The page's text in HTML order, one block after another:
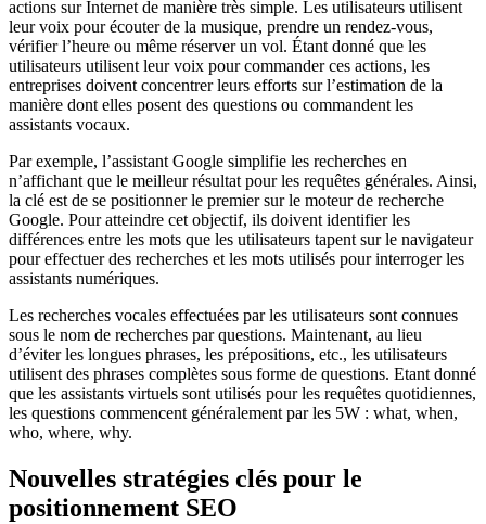
actions sur Internet de manière très simple. Les utilisateurs utilisent
leur voix pour écouter de la musique, prendre un rendez-vous,
vérifier l’heure ou même réserver un vol. Étant donné que les
utilisateurs utilisent leur voix pour commander ces actions, les
entreprises doivent concentrer leurs efforts sur l’estimation de la
manière dont elles posent des questions ou commandent les
assistants vocaux.
Par exemple, l’assistant Google simplifie les recherches en
n’affichant que le meilleur résultat pour les requêtes générales. Ainsi,
la clé est de se positionner le premier sur le moteur de recherche
Google. Pour atteindre cet objectif, ils doivent identifier les
différences entre les mots que les utilisateurs tapent sur le navigateur
pour effectuer des recherches et les mots utilisés pour interroger les
assistants numériques.
Les recherches vocales effectuées par les utilisateurs sont connues
sous le nom de recherches par questions. Maintenant, au lieu
d’éviter les longues phrases, les prépositions, etc., les utilisateurs
utilisent des phrases complètes sous forme de questions. Etant donné
que les assistants virtuels sont utilisés pour les requêtes quotidiennes,
les questions commencent généralement par les 5W : what, when,
who, where, why.
Nouvelles stratégies clés pour le
positionnement SEO